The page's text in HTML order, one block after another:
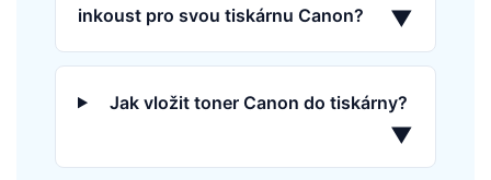
inkoust pro svou tiskárnu Canon?
▼
Jak vložit toner Canon do tiskárny?
▼